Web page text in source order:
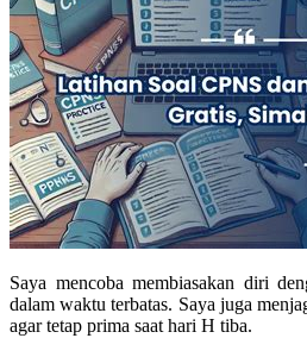
Saya mencoba membiasakan diri
dalam waktu terbatas. Saya juga
agar tetap prima saat hari H tiba.